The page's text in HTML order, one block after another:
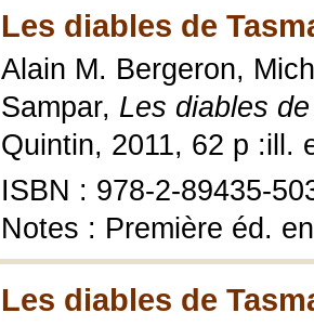
Les diables de
Alain M. Bergeron,
Sampar, Les diables
Quintin, 2011, 62 p :ill.
ISBN : 978-2-89435-
Notes : Première éd.
Les diables de